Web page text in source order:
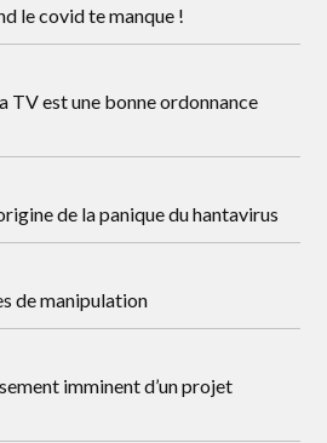
le covid te manque !
TV est une bonne ordonnance
de la panique du hantavirus
de manipulation
imminent d’un projet